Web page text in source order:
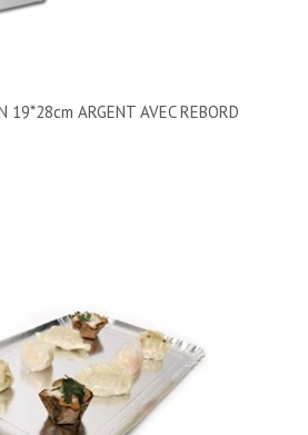
19*28cm ARGENT AVEC REBORD